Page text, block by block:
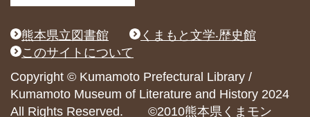
熊本県立図書館
くまもと文学‧歴史館
このサイトについて
Copyright © Kumamoto Prefectural Library /
Kumamoto Museum of Literature and History 2024
All Rights Reserved. ©2010熊本県くまモン